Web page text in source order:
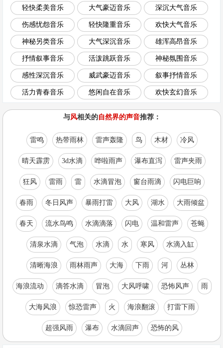
轻快柔美音乐 大气豪迈音乐 深沉大气音乐
伤感忧怨音乐 轻快隆重音乐 欢快大气音乐
神秘另类音乐 大气深沉音乐 雄浑高昂音乐
抒情叙事音乐 活泼跳跃音乐 神秘氛围音乐
感性深沉音乐 威武豪迈音乐 叙事抒情音乐
活力青春音乐 悠闲自在音乐 欢快玄幻音乐
与风相关的自然界的声音推荐：
雷鸣 热带雨林 雷声轰隆 鸟 木材 冷风
晴天霹雳 3d水滴 哗啦雨声 瀑布直泻 雷声夹雨
狂风 雷雨 雷 水滴冒泡 窗台雨滴 闪电巨响
春雨 冬日风声 暴雨打雷 大风 湖水 大雨倾盆
春天 流水鸟鸣 水滴滴落 闪电 温和雷声 苍蝇
清泉水滴 气泡 水滴 水 寒风 水滴入缸
清晰海浪 雨林雨声 大海 下雨 河 丛林
海浪流动 滴答水滴 冒泡 大风呼啸 恐怖风声 雨
大海风浪 惊恐雷声 火 海浪翻滚 打雷下雨
超强风雨 瀑布 水滴回声 恐怖的风